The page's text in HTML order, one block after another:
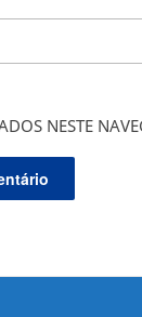
NESTE